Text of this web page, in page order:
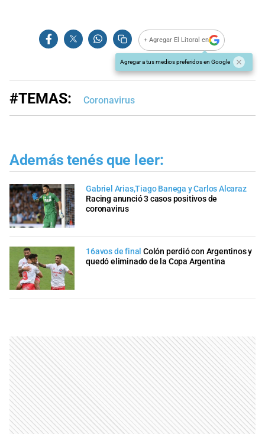
+ Agregar El Litoral en
Agregar a tus medios preferidos en Google
#TEMAS: Coronavirus
Además tenés que leer:
Gabriel Arias,Tiago Banega y Carlos Alcaraz
Racing anunció 3 casos positivos de
coronavirus
16avos de final Colón perdió con Argentinos y
quedó eliminado de la Copa Argentina